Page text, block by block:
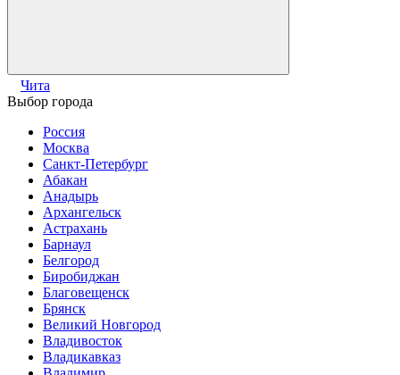
Чита
Выбор города
Россия
Москва
Санкт-Петербург
Абакан
Анадырь
Архангельск
Астрахань
Барнаул
Белгород
Биробиджан
Благовещенск
Брянск
Великий Новгород
Владивосток
Владикавказ